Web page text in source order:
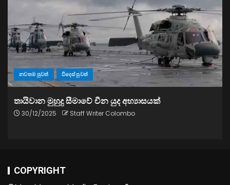
නවතම පුවත් විදෙස් පුවත්
තායිවාන මුහුදු සීමාවේ චීන යුද අභ්‍යාසයක්
30/12/2025 Staff Writer Colombo
COPYRIGHT